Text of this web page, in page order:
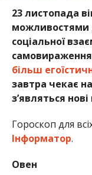
23 листопада
можливостями
соціальної
більш
завтра чекає
з’являться
Гороскоп для
Інформатор.
Овен